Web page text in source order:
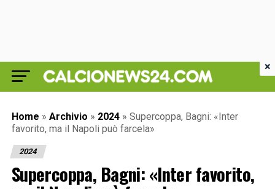
Home » Archivio » 2024 » Supercoppa, Bagni: «Inter
favorito, ma il Napoli può farcela»
2024
Supercoppa, Bagni: «Inter favorito,
×